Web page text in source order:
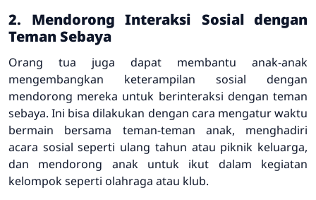
2. Mendorong Interaksi Sosial dengan
Teman Sebaya
Orang tua juga dapat membantu anak-anak
mengembangkan keterampilan sosial dengan
mendorong mereka untuk berinteraksi dengan teman
sebaya. Ini bisa dilakukan dengan cara mengatur waktu
bermain bersama teman-teman anak, menghadiri
acara sosial seperti ulang tahun atau piknik keluarga,
dan mendorong anak untuk ikut dalam kegiatan
kelompok seperti olahraga atau klub.